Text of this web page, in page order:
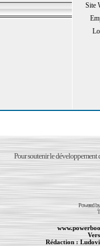
Site
Pour soutenir le développement
Powered
Rédaction :